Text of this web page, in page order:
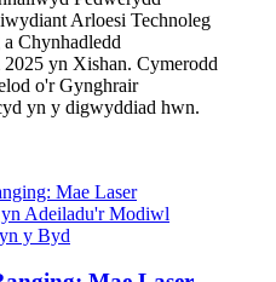
Arloesi Technoleg
Chynhadledd
yn Xishan. Cymerodd
o'r Gynghrair
yn y digwyddiad hwn.